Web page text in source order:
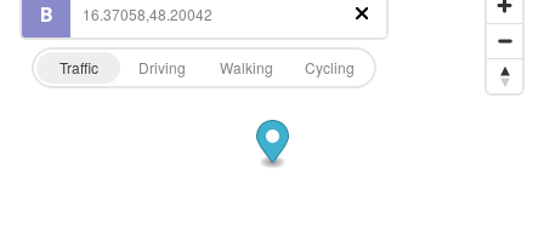
Traffic Driving Walking Cycling